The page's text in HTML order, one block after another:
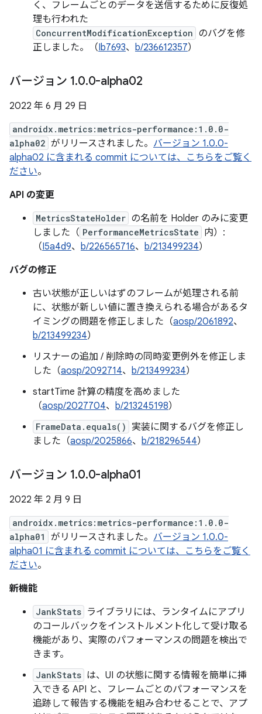
く、フレームごとのデータを送信するために反復処
理も行われた
ConcurrentModificationException のバグを修
正しました。（Ib7693、 b/236612357）
バージョン 1.0.0-alpha02
2022 年 6 月 29 日
androidx.metrics:metrics-performance:1.0.0-
alpha02 がリリースされました。 バージョン 1.0.0-
alpha02 に含まれる commit については、こちらをご覧く
ださい。
API の変更
MetricsStateHolder の名前を Holder のみに変更
しました（ PerformanceMetricsState 内）:
（I5a4d9、 b/226565716、 b/213499234）
バグの修正
古い状態が正しいはずのフレームが処理される前
に、状態が新しい値に置き換えられる場合があるタ
イミングの問題を修正しました（aosp/2061892、
b/213499234）
リスナーの追加 / 削除時の同時変更例外を修正しま
した（aosp/2092714、 b/213499234）
startTime 計算の精度を高めました
（aosp/2027704、 b/213245198）
FrameData.equals()
実装に関するバグを修正し
ました（aosp/2025866、 b/218296544）
バージョン 1.0.0-alpha01
2022 年 2 月 9 日
androidx.metrics:metrics-performance:1.0.0-
alpha01
がリリースされました。 バージョン 1.0.0-
alpha01 に含まれる commit については、こちらをご覧く
ださい。
新機能
JankStats ライブラリには、ランタイムにアプリ
のコールバックをインストルメント化して受け取る
機能があり、実際のパフォーマンスの問題を検出で
きます。
JankStats は、UI の状態に関する情報を簡単に挿
入できる API と、フレームごとのパフォーマンスを
追跡して報告する機能を組み合わせることで、アプ